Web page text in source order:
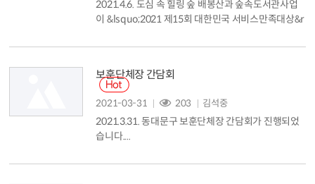
2021.4.6. 도심 속 힐링 숲 배봉산과 숲속도서관사업
이 &lsquo;2021 제15회 대한민국 서비스만족대상&r
상했습니다....
보훈단체장 간담회
2021-03-31 203 김석중
2021.3.31. 동대문구 보훈단체장 간담회가 진행되었
습니다....